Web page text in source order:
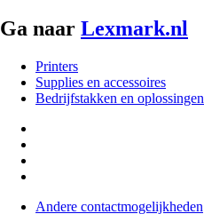
Ga naar Lexmark.nl
Printers
Supplies en accessoires
Bedrijfstakken en oplossingen
Andere contactmogelijkheden